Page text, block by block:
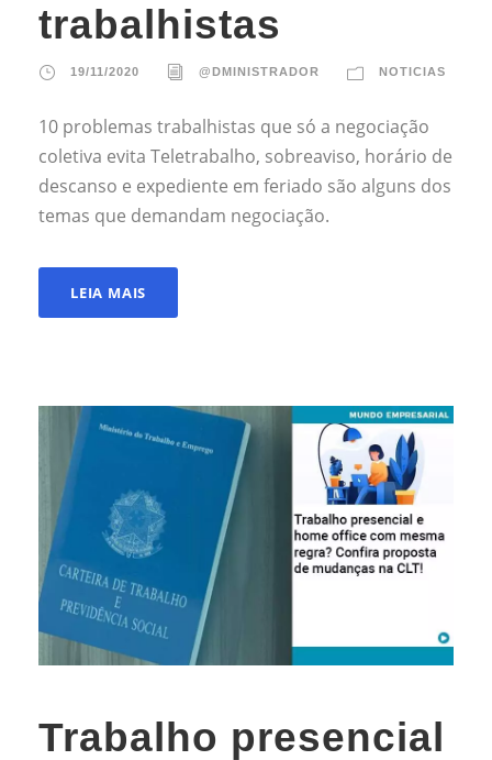
trabalhistas
19/11/2020 @DMINISTRADOR NOTICIAS
10 problemas trabalhistas que só a negociação
coletiva evita Teletrabalho, sobreaviso, horário de
descanso e expediente em feriado são alguns dos
temas que demandam negociação.
LEIA MAIS
Trabalho presencial